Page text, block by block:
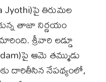
తిరుమల
తాజా నిర్ణయం
శ్రీవారి లడ్డూ
ఆమె తమ్ముడు
దారితీసిన నేపథ్యంలో,